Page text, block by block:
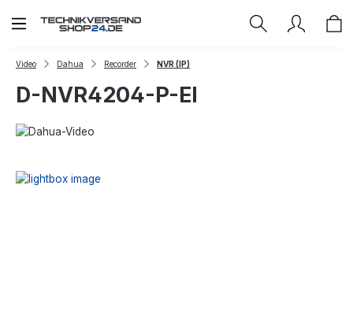
Zum Hauptinhalt springen
Video Dahua Recorder NVR (IP)
D-NVR4204-P-EI